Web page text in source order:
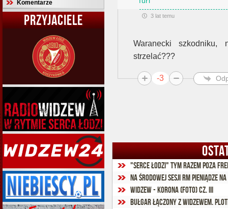
Komentarze
PRZYJACIELE 3 lat temu
Waranecki szkodniku,
strzelać???
-3
"Serce Łodzi" tym razem poza
Na środowej sesji RM pieniądze
Widzew - Korona (foto) cz. III
Bułgar łączony z Widzewem.